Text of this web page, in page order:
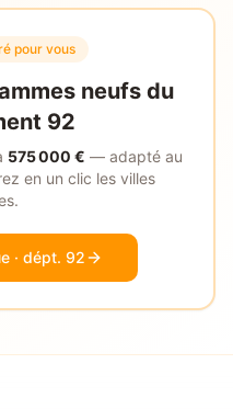
pour vous
neufs du
92
575 000 € — adapté au
en un clic les villes
· dépt. 92